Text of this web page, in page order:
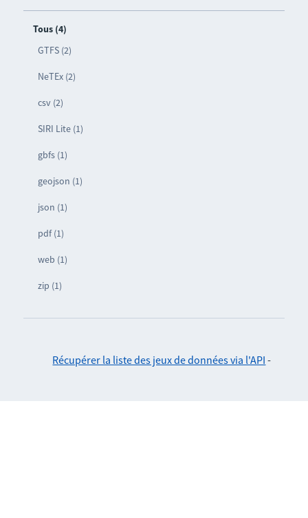
Tous (4)
GTFS (2)
NeTEx (2)
csv (2)
SIRI Lite (1)
gbfs (1)
geojson (1)
json (1)
pdf (1)
web (1)
zip (1)
Récupérer la liste des jeux de données via l'API -